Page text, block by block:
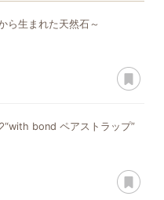
ら生まれた天然石～
bond ペアストラップ”